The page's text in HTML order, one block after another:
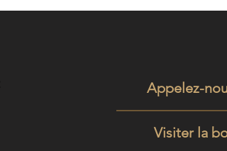
Appelez-
Visiter la